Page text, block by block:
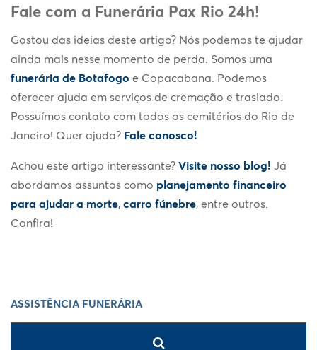
Fale com a Funerária Pax Rio 24h!
Gostou das ideias deste artigo? Nós podemos te ajudar
ainda mais nesse momento de perda. Somos uma
funerária de Botafogo e Copacabana. Podemos
oferecer ajuda em serviços de cremação e traslado.
Possuímos contato com todos os cemitérios do Rio de
Janeiro! Quer ajuda? Fale conosco!
Achou este artigo interessante? Visite nosso blog! Já
abordamos assuntos como planejamento financeiro
para ajudar a morte, carro fúnebre, entre outros.
Confira!